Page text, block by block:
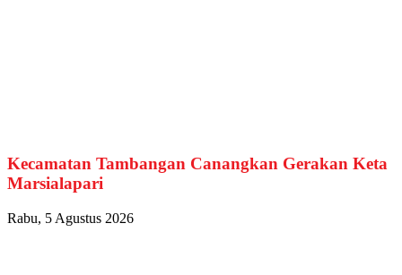
Kecamatan Tambangan Canangkan Gerakan Keta
Marsialapari
Rabu, 5 Agustus 2026